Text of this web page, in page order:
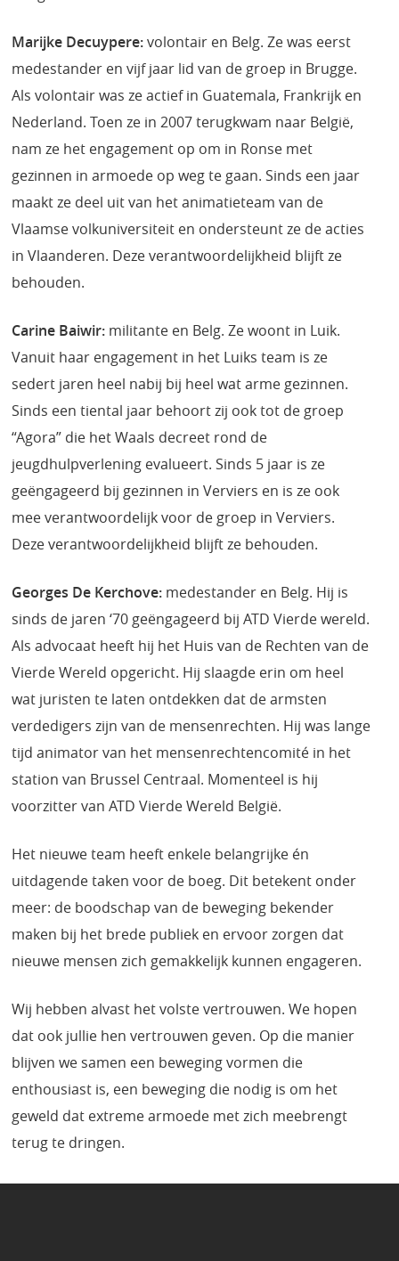
Marijke Decuypere:volontair en Belg. Ze was eerst
medestander en vijf jaar lid van de groep in Brugge.
Als volontair was ze actief in Guatemala, Frankrijk en
Nederland. Toen ze in 2007 terugkwam naar België,
nam ze het engagement op om in Ronse met
gezinnen in armoede op weg te gaan. Sinds een jaar
maakt ze deel uit van het animatieteam van de
Vlaamse volkuniversiteit en ondersteunt ze de acties
in Vlaanderen. Deze verantwoordelijkheid blijft ze
behouden.
Carine Baiwir: militante en Belg. Ze woont in Luik.
Vanuit haar engagement in het Luiks team is ze
sedert jaren heel nabij bij heel wat arme gezinnen.
Sinds een tiental jaar behoort zij ook tot de groep
“Agora” die het Waals decreet rond de
jeugdhulpverlening evalueert. Sinds 5 jaar is ze
geëngageerd bij gezinnen in Verviers en is ze ook
mee verantwoordelijk voor de groep in Verviers.
Deze verantwoordelijkheid blijft ze behouden.
Georges De Kerchove: medestander en Belg. Hij is
sinds de jaren ‘70 geëngageerd bij ATD Vierde wereld.
Als advocaat heeft hij het Huis van de Rechten van de
Vierde Wereld opgericht. Hij slaagde erin om heel
wat juristen te laten ontdekken dat de armsten
verdedigers zijn van de mensenrechten. Hij was lange
tijd animator van het mensenrechtencomité in het
station van Brussel Centraal. Momenteel is hij
voorzitter van ATD Vierde Wereld België.
Het nieuwe team heeft enkele belangrijke én
uitdagende taken voor de boeg. Dit betekent onder
meer: de boodschap van de beweging bekender
maken bij het brede publiek en ervoor zorgen dat
nieuwe mensen zich gemakkelijk kunnen engageren.
Wij hebben alvast het volste vertrouwen. We hopen
dat ook jullie hen vertrouwen geven. Op die manier
blijven we samen een beweging vormen die
enthousiast is, een beweging die nodig is om het
geweld dat extreme armoede met zich meebrengt
terug te dringen.